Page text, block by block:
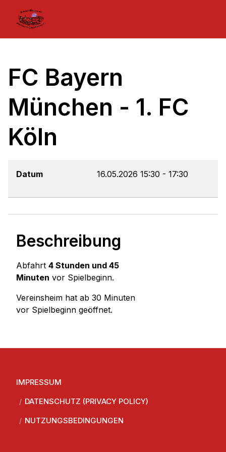
FC Bayern
München - 1. FC
Köln
Datum 16.05.2026 15:30 - 17:30
Beschreibung
Abfahrt 4 Stunden und 45
Minuten vor Spielbeginn.
Vereinsheim hat ab 30 Minuten
vor Spielbeginn geöffnet.
IMPRESSUM
DATENSCHUTZ (PRIVACY POLICY)
NUTZUNGSBEDINGUNGEN